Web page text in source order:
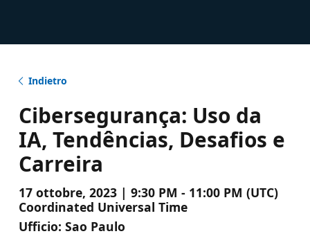
Indietro
Cibersegurança: Uso da
IA, Tendências, Desafios e
Carreira
17 ottobre, 2023 | 9:30 PM - 11:00 PM (UTC)
Coordinated Universal Time
Ufficio: Sao Paulo